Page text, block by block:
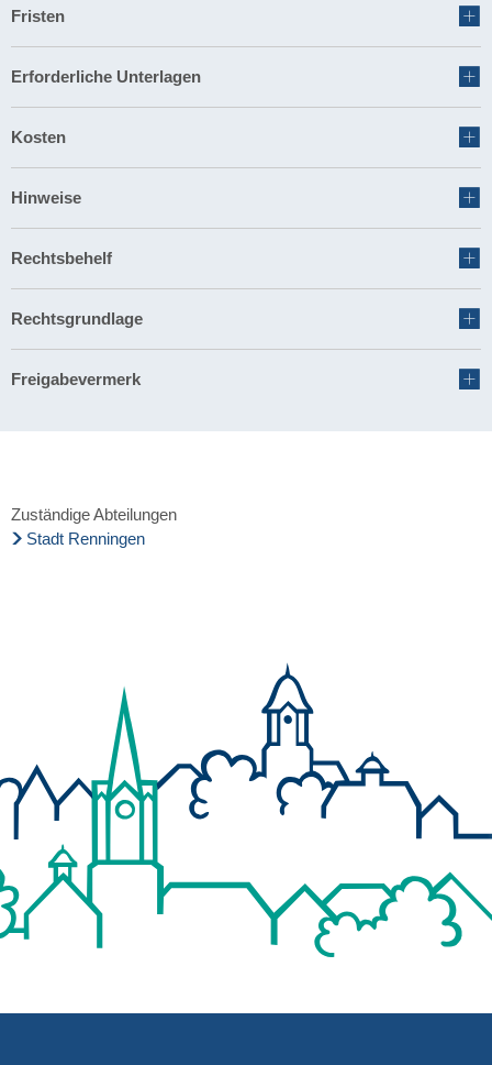
Fristen
Erforderliche Unterlagen
Kosten
Hinweise
Rechtsbehelf
Rechtsgrundlage
Freigabevermerk
Zuständige Abteilungen
Stadt Renningen